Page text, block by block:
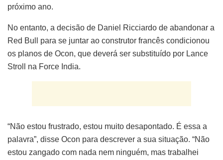
próximo ano.
No entanto, a decisão de Daniel Ricciardo de abandonar a
Red Bull para se juntar ao construtor francês condicionou
os planos de Ocon, que deverá ser substituído por Lance
Stroll na Force India.
“Não estou frustrado, estou muito desapontado. É essa a
palavra”, disse Ocon para descrever a sua situação. “Não
estou zangado com nada nem ninguém, mas trabalhei